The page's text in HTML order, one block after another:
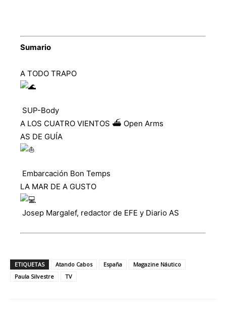
Sumario
A TODO TRAPO
SUP-Body
A LOS CUATRO VIENTOS ⛴️ Open Arms
AS DE GUÍA
Embarcación Bon Temps
LA MAR DE A GUSTO
Josep Margalef, redactor de EFE y Diario AS
ETIQUETAS Atando Cabos España
Magazine Náutico
Paula Silvestre
TV